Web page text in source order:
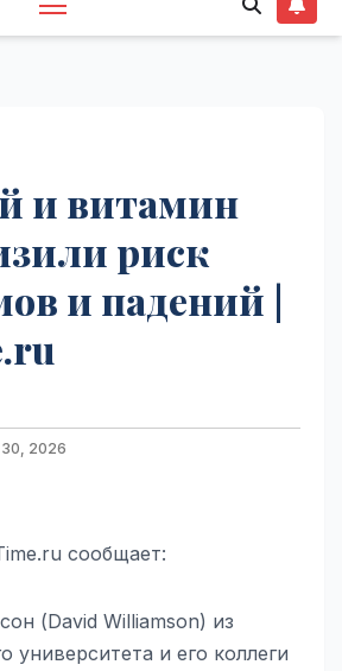
и витамин
риск
и падений |
2026
сообщает:
(David Williamson) из
университета и его коллеги